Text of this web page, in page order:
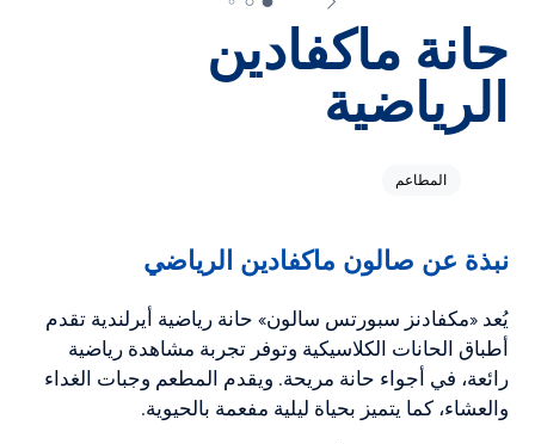
حانة ماكفادين
الرياضية
المطاعم
نبذة عن صالون ماكفادين الرياضي
يُعد «مكفادنز سبورتس سالون» حانة رياضية أيرلندية تقدم
أطباق الحانات الكلاسيكية وتوفر تجربة مشاهدة رياضية
رائعة، في أجواء حانة مريحة. ويقدم المطعم وجبات الغداء
والعشاء، كما يتميز بحياة ليلية مفعمة بالحيوية.